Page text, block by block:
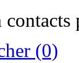
contacts
(0)